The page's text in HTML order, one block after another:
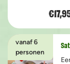
vanaf 6
personen